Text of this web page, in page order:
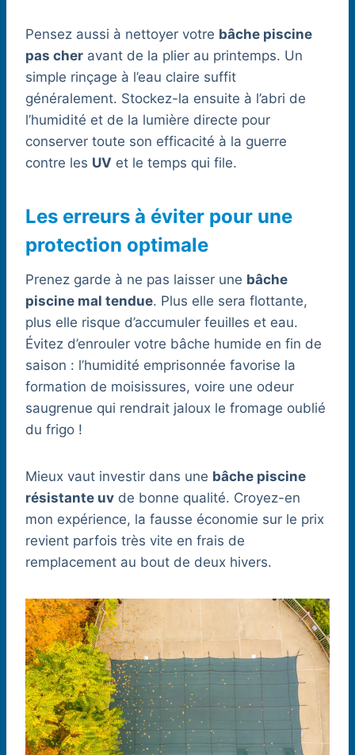
Pensez aussi à nettoyer votre bâche piscine
pas cher avant de la plier au printemps. Un
simple rinçage à l’eau claire suffit
généralement. Stockez-la ensuite à l’abri de
l’humidité et de la lumière directe pour
conserver toute son efficacité à la guerre
contre les UV et le temps qui file.
Les erreurs à éviter pour une
protection optimale
Prenez garde à ne pas laisser une bâche
piscine mal tendue. Plus elle sera flottante,
plus elle risque d’accumuler feuilles et eau.
Évitez d’enrouler votre bâche humide en fin de
saison : l’humidité emprisonnée favorise la
formation de moisissures, voire une odeur
saugrenue qui rendrait jaloux le fromage oublié
du frigo !
Mieux vaut investir dans une bâche piscine
résistante uv de bonne qualité. Croyez-en
mon expérience, la fausse économie sur le prix
revient parfois très vite en frais de
remplacement au bout de deux hivers.